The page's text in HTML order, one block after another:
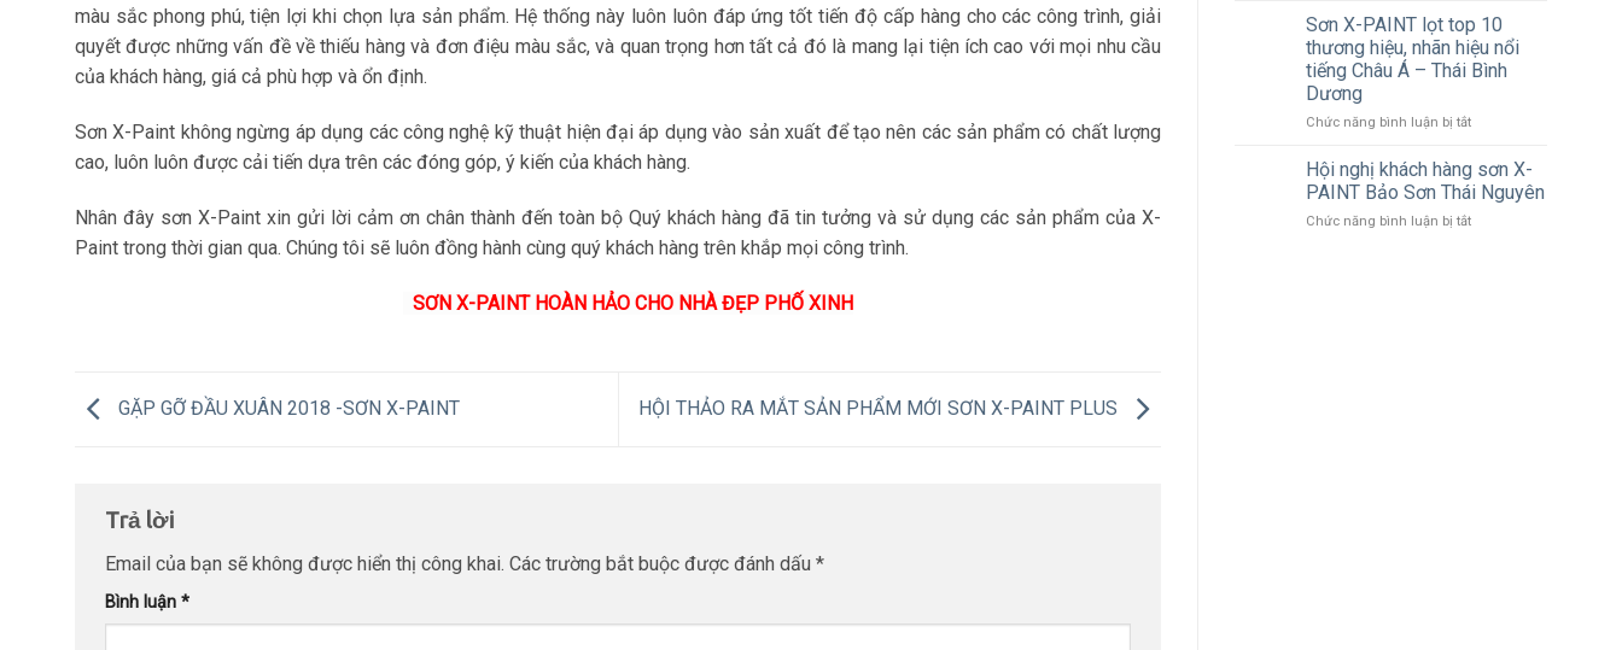
màu sắc phong phú, tiện lợi khi chọn lựa sản phẩm. Hệ thống này luôn luôn đáp ứng tốt tiến độ cấp hàng cho các công trình, giải
quyết được những vấn đề về thiếu hàng và đơn điệu màu sắc, và quan trọng hơn tất cả đó là mang lại tiện ích cao với mọi nhu cầu
của khách hàng, giá cả phù hợp và ổn định.
Sơn X-Paint không ngừng áp dụng các công nghệ kỹ thuật hiện đại áp dụng vào sản xuất để tạo nên các sản phẩm có chất lượng
cao, luôn luôn được cải tiến dựa trên các đóng góp, ý kiến của khách hàng.
Nhân đây sơn X-Paint xin gửi lời cảm ơn chân thành đến toàn bộ Quý khách hàng đã tin tưởng và sử dụng các sản phẩm của X-
Paint trong thời gian qua. Chúng tôi sẽ luôn đồng hành cùng quý khách hàng trên khắp mọi công trình.
SƠN X-PAINT HOÀN HẢO CHO NHÀ ĐẸP PHỐ XINH
GẶP GỠ ĐẦU XUÂN 2018 -SƠN X-PAINT HỘI THẢO RA MẮT SẢN PHẨM MỚI SƠN X-PAINT PLUS
Trả lời
Email của bạn sẽ không được hiển thị công khai. Các trường bắt buộc được đánh dấu *
Bình luận *
trong
điều
kiện
mưa
BÁO
LỊCH
NGHỈ
LỄ
KHÁNH
Sơn X-PAINT lọt top 10
thương hiệu, nhãn hiệu nổi
tiếng Châu Á – Thái Bình
Dương
Chức năng bình luận bị tắtở
X-
PAINT
lọt
top
Hội nghị khách hàng sơn X-
PAINT Bảo Sơn Thái Nguyên
Chức năng bình luận bị tắtở